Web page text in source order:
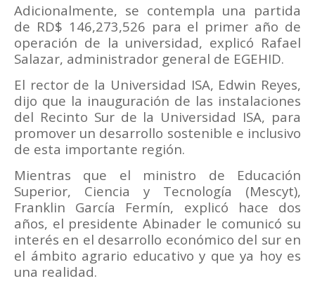
Adicionalmente, se contempla una partida
de RD$ 146,273,526 para el primer año de
operación de la universidad, explicó Rafael
Salazar, administrador general de EGEHID.
El rector de la Universidad ISA, Edwin Reyes,
dijo que la inauguración de las instalaciones
del Recinto Sur de la Universidad ISA, para
promover un desarrollo sostenible e inclusivo
de esta importante región.
Mientras que el ministro de Educación
Superior, Ciencia y Tecnología (Mescyt),
Franklin García Fermín, explicó hace dos
años, el presidente Abinader le comunicó su
interés en el desarrollo económico del sur en
el ámbito agrario educativo y que ya hoy es
una realidad.